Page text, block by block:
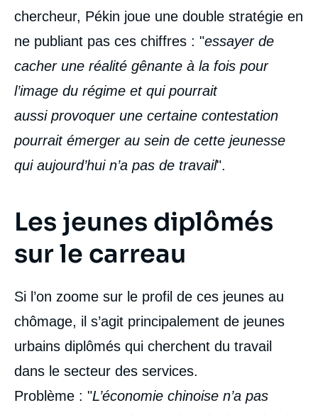
chercheur, Pékin joue une double stratégie en
ne publiant pas ces chiffres : "essayer de
cacher une réalité gênante à la fois pour
l’image du régime et qui pourrait
aussi provoquer une certaine contestation
pourrait émerger au sein de cette jeunesse
qui aujourd’hui n’a pas de travail".
Les jeunes diplômés
sur le carreau
Si l’on zoome sur le profil de ces jeunes au
chômage, il s’agit principalement de jeunes
urbains diplômés qui cherchent du travail
dans le secteur des services.
Problème : "L’économie chinoise n’a pas